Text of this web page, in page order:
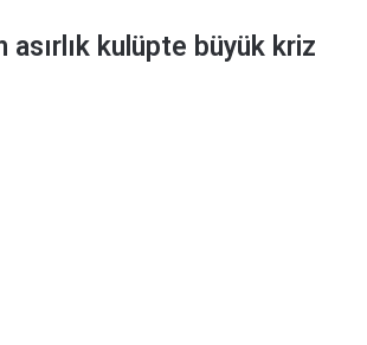
asırlık kulüpte büyük kriz